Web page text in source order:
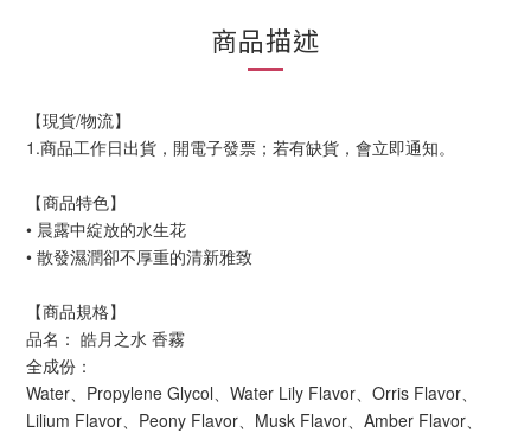
商品描述
【現貨/物流】
1.商品工作日出貨，開電子發票；若有缺貨，會立即通知。
【商品特色】
• 晨露中綻放的水生花
• 散發濕潤卻不厚重的清新雅致
【商品規格】
品名： 皓月之水 香霧
全成份：
Water、Propylene Glycol、Water Lily Flavor、Orris Flavor、
Lilium Flavor、Peony Flavor、Musk Flavor、Amber Flavor、